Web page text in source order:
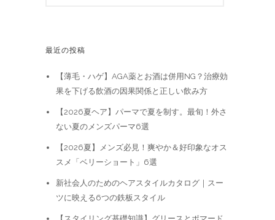
最近の投稿
【薄毛・ハゲ】AGA薬とお酒は併用NG？治療効
果を下げる飲酒の因果関係と正しい飲み方
【2026夏ヘア】パーマで夏を制す。最旬！外さ
ない夏のメンズパーマ6選
【2026夏】メンズ必見！爽やか＆好印象なオス
スメ「ベリーショート」6選
新社会人のためのヘアスタイルカタログ｜スー
ツに映える6つの鉄板スタイル